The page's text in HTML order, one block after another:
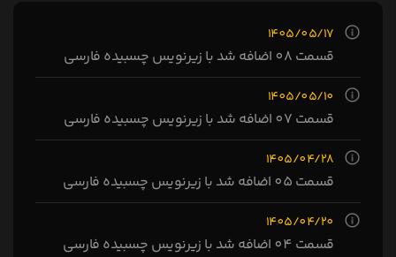
1405/05/17
قسمت 08 اضافه شد با زیرنویس چسبیده فارسی
1405/05/10
قسمت 07 اضافه شد با زیرنویس چسبیده فارسی
1405/04/28
قسمت 05 اضافه شد با زیرنویس چسبیده فارسی
1405/04/20
قسمت 04 اضافه شد با زیرنویس چسبیده فارسی